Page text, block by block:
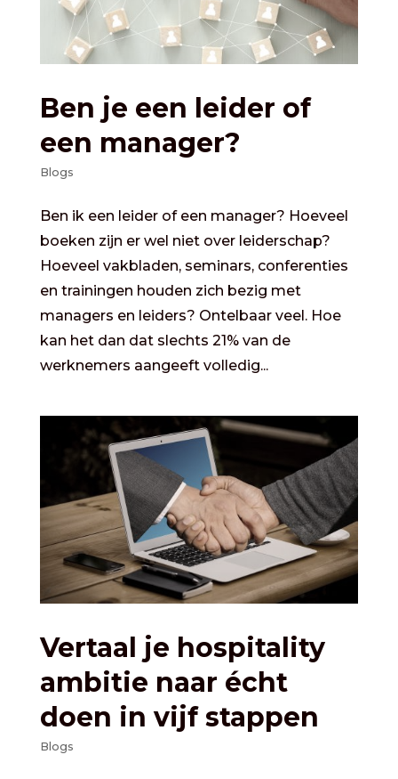
Ben je een leider of
een manager?
Blogs
Ben ik een leider of een manager? Hoeveel
boeken zijn er wel niet over leiderschap?
Hoeveel vakbladen, seminars, conferenties
en trainingen houden zich bezig met
managers en leiders? Ontelbaar veel. Hoe
kan het dan dat slechts 21% van de
werknemers aangeeft volledig...
Vertaal je hospitality
ambitie naar écht
doen in vijf stappen
Blogs